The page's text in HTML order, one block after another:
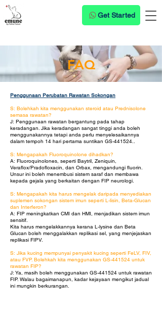
Get Started
FAQ
Penggunaan Perubatan Rawatan Sokongan
S: Bolehkah kita menggunakan steroid atau Prednisolone
semasa rawatan?
J: Penggunaan rawatan bergantung pada tahap
keradangan. Jika keradangan sangat tinggi anda boleh
menggunakannya tetapi anda perlu menyelesaikannya
dalam tempoh 14 hari pertama suntikan GS-441524..
S: Mengapakah Fluoroquinolone dihadkan?
A: Fluoroquinolones, seperti Baytril, Zeniquin,
Veraflox/Pradofloxacin, dan Orbax, mengandungi fluorin.
Unsur ini boleh menembusi sistem saraf dan membawa
kepada gejala yang berkaitan dengan FIP neurologi.
S: Mengapakah kita harus mengelak daripada menyediakan
suplemen sokongan sistem imun seperti L-lisin, Beta-Glucan
dan Interferon?
A: FIP meningkatkan CMI dan HMI, menjadikan sistem imun
sensitif.
Kita harus mengelakkannya kerana L-lysine dan Beta
Glucan boleh menggalakkan replikasi sel, yang menjejaskan
replikasi FIPV.
S: Jika kucing mempunyai penyakit kucing seperti FeLV, FIV,
atau FVP. Bolehkah kita menggunakan GS-441524 untuk
rawatan FIP?
J: Ya, masih boleh menggunakan GS-441524 untuk rawatan
FIP. Walau bagaimanapun, kadar kejayaan mengikut jadual
ini mungkin berkurangan.